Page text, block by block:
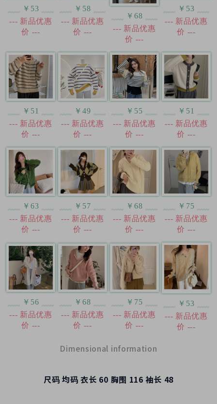
￥53
--- 新品优惠
价 ---
￥58
--- 新品优惠
价 ---
￥68
--- 新品优惠
价 ---
￥53
--- 新品优惠
价 ---
￥51
--- 新品优惠
价 ---
￥49
--- 新品优惠
价 ---
￥55
--- 新品优惠
价 ---
￥51
--- 新品优惠
价 ---
￥63
--- 新品优惠
价 ---
￥57
--- 新品优惠
价 ---
￥68
--- 新品优惠
价 ---
￥75
--- 新品优惠
价 ---
￥56
--- 新品优惠
价 ---
￥68
--- 新品优惠
价 ---
￥75
--- 新品优惠
价 ---
￥53
--- 新品优惠
价 ---
Dimensional information
尺码均码衣长 60 胸围 116 袖长 48